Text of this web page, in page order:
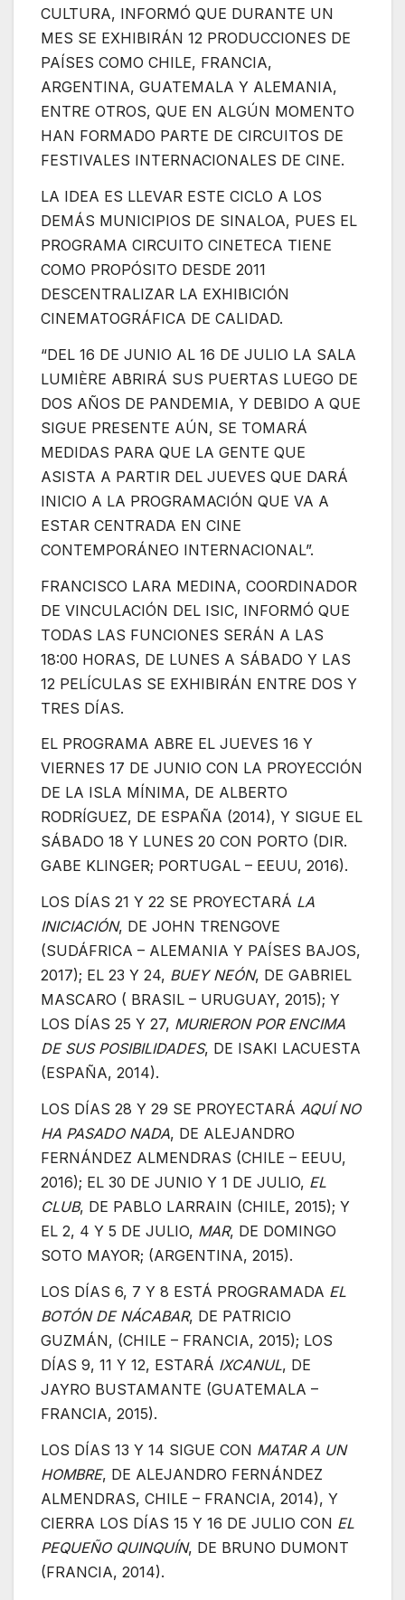
CULTURA, INFORMÓ QUE DURANTE UN
MES SE EXHIBIRÁN 12 PRODUCCIONES DE
PAÍSES COMO CHILE, FRANCIA,
ARGENTINA, GUATEMALA Y ALEMANIA,
ENTRE OTROS, QUE EN ALGÚN MOMENTO
HAN FORMADO PARTE DE CIRCUITOS DE
FESTIVALES INTERNACIONALES DE CINE.
LA IDEA ES LLEVAR ESTE CICLO A LOS
DEMÁS MUNICIPIOS DE SINALOA, PUES EL
PROGRAMA CIRCUITO CINETECA TIENE
COMO PROPÓSITO DESDE 2011
DESCENTRALIZAR LA EXHIBICIÓN
CINEMATOGRÁFICA DE CALIDAD.
“DEL 16 DE JUNIO AL 16 DE JULIO LA SALA
LUMIÈRE ABRIRÁ SUS PUERTAS LUEGO DE
DOS AÑOS DE PANDEMIA, Y DEBIDO A QUE
SIGUE PRESENTE AÚN, SE TOMARÁ
MEDIDAS PARA QUE LA GENTE QUE
ASISTA A PARTIR DEL JUEVES QUE DARÁ
INICIO A LA PROGRAMACIÓN QUE VA A
ESTAR CENTRADA EN CINE
CONTEMPORÁNEO INTERNACIONAL”.
FRANCISCO LARA MEDINA, COORDINADOR
DE VINCULACIÓN DEL ISIC, INFORMÓ QUE
TODAS LAS FUNCIONES SERÁN A LAS
18:00 HORAS, DE LUNES A SÁBADO Y LAS
12 PELÍCULAS SE EXHIBIRÁN ENTRE DOS Y
TRES DÍAS.
EL PROGRAMA ABRE EL JUEVES 16 Y
VIERNES 17 DE JUNIO CON LA PROYECCIÓN
DE LA ISLA MÍNIMA, DE ALBERTO
RODRÍGUEZ, DE ESPAÑA (2014), Y SIGUE EL
SÁBADO 18 Y LUNES 20 CON PORTO (DIR.
GABE KLINGER; PORTUGAL – EEUU, 2016).
LOS DÍAS 21 Y 22 SE PROYECTARÁ LA
INICIACIÓN, DE JOHN TRENGOVE
(SUDÁFRICA – ALEMANIA Y PAÍSES BAJOS,
2017); EL 23 Y 24, BUEY NEÓN, DE GABRIEL
MASCARO ( BRASIL – URUGUAY, 2015); Y
LOS DÍAS 25 Y 27, MURIERON POR ENCIMA
DE SUS POSIBILIDADES, DE ISAKI LACUESTA
(ESPAÑA, 2014).
LOS DÍAS 28 Y 29 SE PROYECTARÁ AQUÍ NO
HA PASADO NADA, DE ALEJANDRO
FERNÁNDEZ ALMENDRAS (CHILE – EEUU,
2016); EL 30 DE JUNIO Y 1 DE JULIO, EL
CLUB, DE PABLO LARRAIN (CHILE, 2015); Y
EL 2, 4 Y 5 DE JULIO, MAR, DE DOMINGO
SOTO MAYOR; (ARGENTINA, 2015).
LOS DÍAS 6, 7 Y 8 ESTÁ PROGRAMADA EL
BOTÓN DE NÁCABAR, DE PATRICIO
GUZMÁN, (CHILE – FRANCIA, 2015); LOS
DÍAS 9, 11 Y 12, ESTARÁ IXCANUL, DE
JAYRO BUSTAMANTE (GUATEMALA –
FRANCIA, 2015).
LOS DÍAS 13 Y 14 SIGUE CON MATAR A UN
HOMBRE, DE ALEJANDRO FERNÁNDEZ
ALMENDRAS, CHILE – FRANCIA, 2014), Y
CIERRA LOS DÍAS 15 Y 16 DE JULIO CON EL
PEQUEÑO QUINQUÍN, DE BRUNO DUMONT
(FRANCIA, 2014).